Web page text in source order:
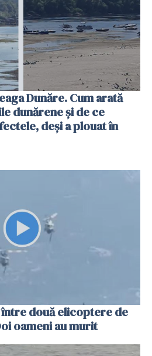
Dunăre. Cum arată
dunărene și de ce
deși a plouat în
între două elicoptere de
oameni au murit